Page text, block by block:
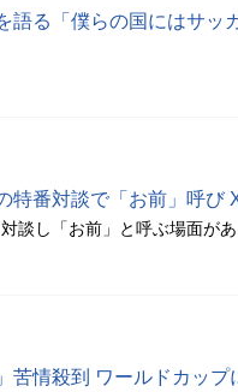
語る「僕らの国にはサッ
特番対談で「お前」呼び
談し「お前」と呼ぶ場面が
苦情殺到 ワールドカップ